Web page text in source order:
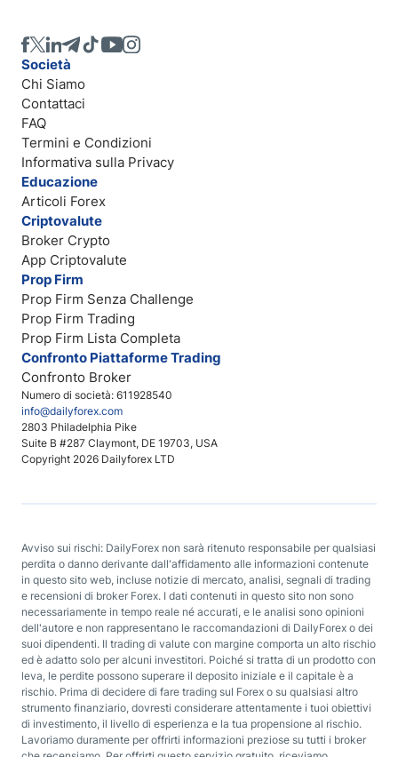
Numero di società: 611928540
info@dailyforex.com
2803 Philadelphia Pike
Suite B #287 Claymont, DE 19703, USA
Copyright 2026 Dailyforex LTD
Società
Chi Siamo
Contattaci
FAQ
Termini e Condizioni
Informativa sulla Privacy
Educazione
Articoli Forex
Criptovalute
Broker Crypto
App Criptovalute
Prop Firm
Prop Firm Senza Challenge
Prop Firm Trading
Prop Firm Lista Completa
Confronto Piattaforme Trading
Confronto Broker
Avviso sui rischi: DailyForex non sarà ritenuto responsabile per qualsiasi
perdita o danno derivante dall'affidamento alle informazioni contenute
in questo sito web, incluse notizie di mercato, analisi, segnali di trading
e recensioni di broker Forex. I dati contenuti in questo sito non sono
necessariamente in tempo reale né accurati, e le analisi sono opinioni
dell'autore e non rappresentano le raccomandazioni di DailyForex o dei
suoi dipendenti. Il trading di valute con margine comporta un alto rischio
ed è adatto solo per alcuni investitori. Poiché si tratta di un prodotto con
leva, le perdite possono superare il deposito iniziale e il capitale è a
rischio. Prima di decidere di fare trading sul Forex o su qualsiasi altro
strumento finanziario, dovresti considerare attentamente i tuoi obiettivi
di investimento, il livello di esperienza e la tua propensione al rischio.
Lavoriamo duramente per offrirti informazioni preziose su tutti i broker